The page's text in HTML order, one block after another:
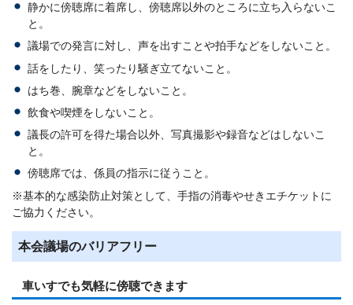
静かに傍聴席に着席し、傍聴席以外のところに立ち入らないこ
と。
議場での発言に対し、声を出すことや拍手などをしないこと。
話をしたり、笑ったり騒ぎ立てないこと。
はち巻、腕章などをしないこと。
飲食や喫煙をしないこと。
議長の許可を得た場合以外、写真撮影や録音などはしないこ
と。
傍聴席では、係員の指示に従うこと。
※基本的な感染防止対策として、手指の消毒やせきエチケットに
ご協力ください。
本会議場のバリアフリー
車いすでも気軽に傍聴できます